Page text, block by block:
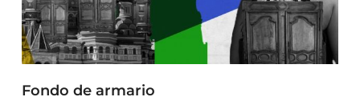
Fondo de armario